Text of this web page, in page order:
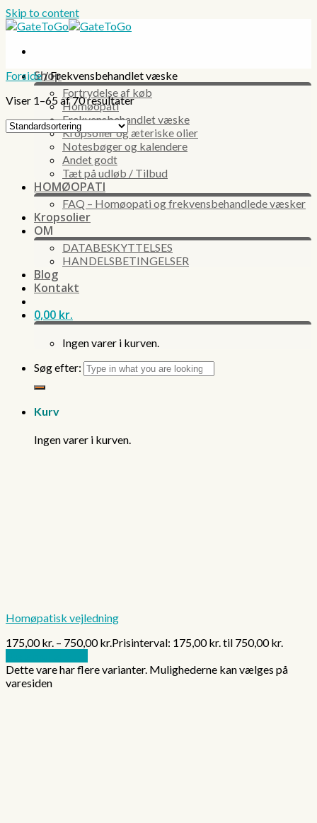
Skip to content
Shop
Fortrydelse af køb
Homøopati
Frekvensbehandlet væske
Kropsolier og æteriske olier
Notesbøger og kalendere
Andet godt
Tæt på udløb / Tilbud
HOMØOPATI
FAQ – Homøopati og frekvensbehandlede væsker
Kropsolier
OM
DATABESKYTTELSES
HANDELSBETINGELSER
Blog
Kontakt
0,00 kr.
Ingen varer i kurven.
Søg efter:
Kurv
Ingen varer i kurven.
Forside/Frekvensbehandlet væske
Viser 1–65 af 70 resultater
Homøpatisk vejledning
175,00kr. – 750,00kr.Prisinterval: 175,00 kr. til 750,00 kr.
Dette vare har flere varianter. Mulighederne kan vælges på
varesiden